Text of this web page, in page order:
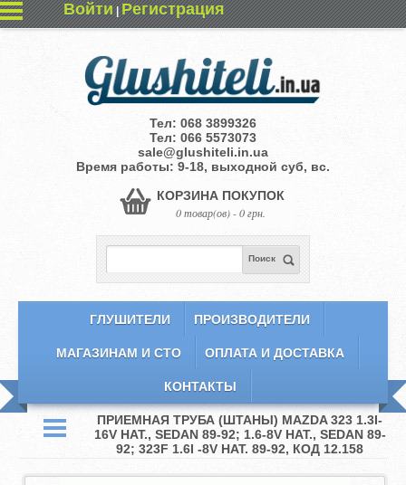
Войти|Регистрация
Тел: 068 3899326
Тел: 066 5573073
sale@glushiteli.in.ua
Время работы: 9-18, выходной суб, вс.
КОРЗИНА ПОКУПОК
0 товар(ов) - 0 грн.
Поиск
ГЛУШИТЕЛИ ПРОИЗВОДИТЕЛИ
МАГАЗИНАМ И СТО ОПЛАТА И ДОСТАВКА
КОНТАКТЫ
ПРИЕМНАЯ ТРУБА (ШТАНЫ) MAZDA 323 1.3I-
16V HAT., SEDAN 89-92; 1.6-8V HAT., SEDAN 89-
92; 323F 1.6I -8V HAT. 89-92, КОД 12.158